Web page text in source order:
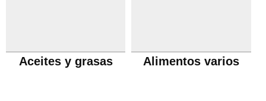
Aceites y grasas Alimentos varios